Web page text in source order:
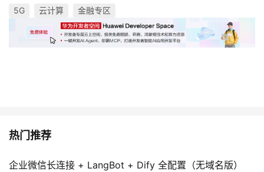
5G 云计算 金融专区
热门推荐
企业微信长连接 + LangBot + Dify 全配置（无域名版）